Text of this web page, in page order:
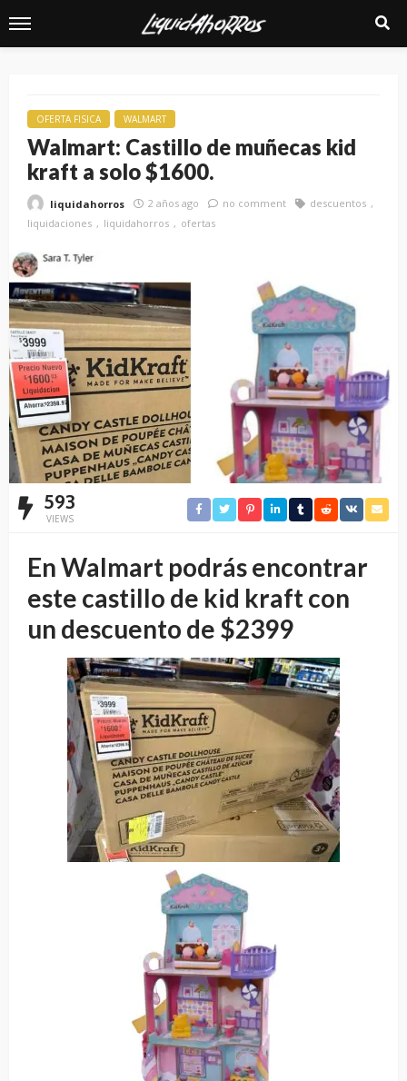
OFERTA FISICA WALMART
Walmart: Castillo de muñecas kid
kraft a solo $1600.
liquidahorros 2 años ago no comment
descuentos
liquidaciones
liquidahorros ofertas
593
VIEWS
En Walmart podrás encontrar
este castillo de kid kraft con
un descuento de $2399